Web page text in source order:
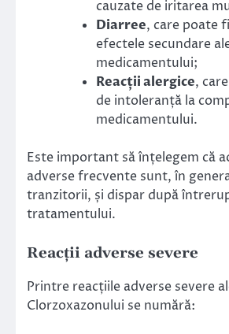
cauzate de iritarea
Diarree, care poate
efectele secundare
medicamentului;
Reacții alergice,
de intoleranță la
medicamentului.
Este important să înțelegem că
adverse frecvente sunt, în
tranzitorii, și dispar după
tratamentului.
Reacții adverse severe
Printre reacțiile adverse severe
Clorzoxazonului se numără: